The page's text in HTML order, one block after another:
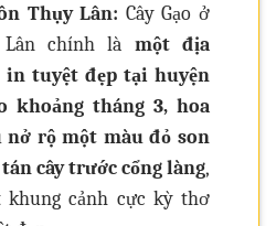
Thụy Lân: Cây Gạo ở
chính là một địa
in tuyệt đẹp tại huyện
khoảng tháng 3, hoa
nở rộ một màu đỏ son
cây trước cổng làng,
khung cảnh cực kỳ thơ